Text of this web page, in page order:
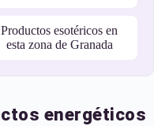
Productos esotéricos en
esta zona de Granada
energéticos